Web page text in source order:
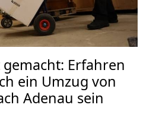
Erfahren
ein Umzug von
Adenau sein